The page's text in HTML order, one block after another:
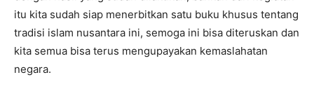
itu kita sudah siap menerbitkan satu buku khusus tentang
tradisi islam nusantara ini, semoga ini bisa diteruskan dan
kita semua bisa terus mengupayakan kemaslahatan
negara.